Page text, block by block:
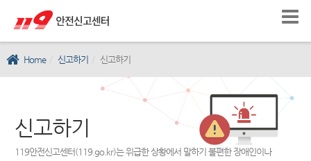
Home 신고하기 신고하기
신고하기
119안전신고센터(119.go.kr)는 위급한 상황에서 말하기 불편한 장애인이나